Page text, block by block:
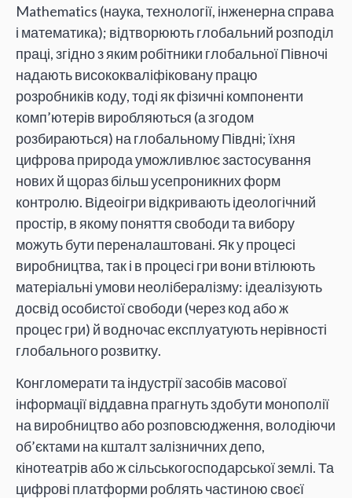
Mathematics (наука, технології, інженерна справа
і математика); відтворюють глобальний розподіл
праці, згідно з яким робітники глобальної Півночі
надають висококваліфіковану працю
розробників коду, тоді як фізичні компоненти
комп’ютерів виробляються (а згодом
розбираються) на глобальному Півдні; їхня
цифрова природа уможливлює застосування
нових й щораз більш усепроникних форм
контролю. Відеоігри відкривають ідеологічний
простір, в якому поняття свободи та вибору
можуть бути переналаштовані. Як у процесі
виробництва, так і в процесі гри вони втілюють
матеріальні умови неолібералізму: ідеалізують
досвід особистої свободи (через код або ж
процес гри) й водночас експлуатують нерівності
глобального розвитку.
Конгломерати та індустрії засобів масової
інформації віддавна прагнуть здобути монополії
на виробництво або розповсюдження, володіючи
об’єктами на кшталт залізничних депо,
кінотеатрів або ж сільськогосподарської землі. Та
цифрові платформи роблять частиною своєї